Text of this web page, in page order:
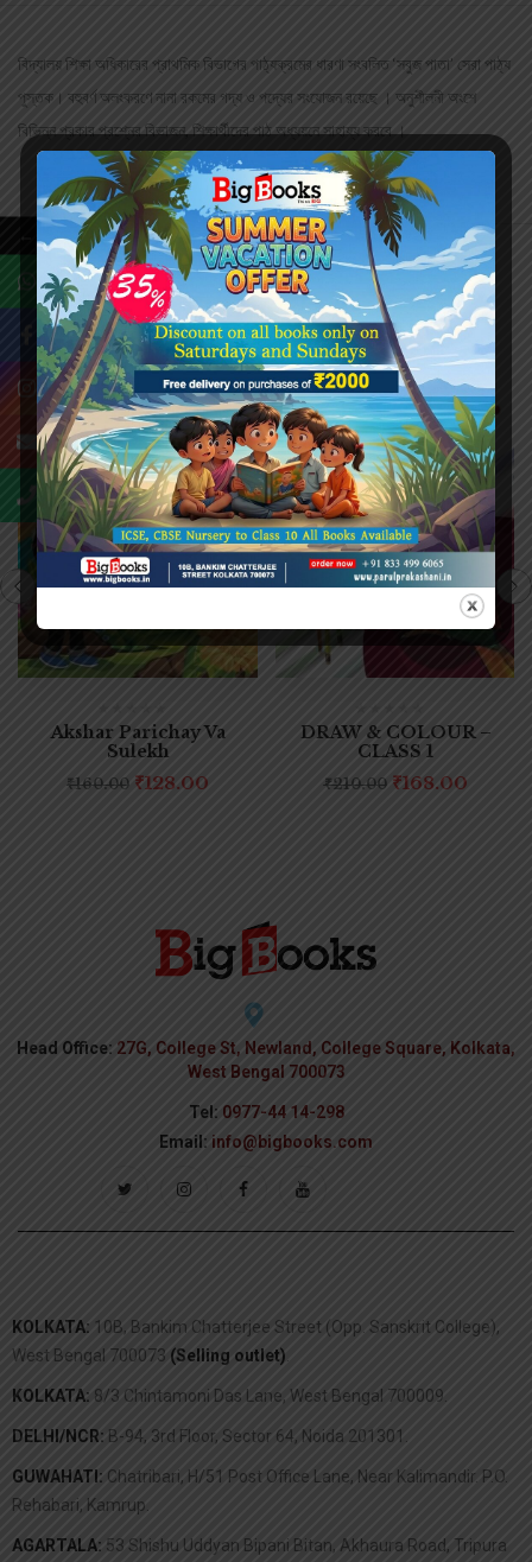
বিদ্যালয় শিক্ষা অধিকারের প্রাথমিক বিভাগের পাঠ্যক্রমের ধারণা সংবলিত ‘সবুজ পাতা’ সেরা পাঠ্য
পুস্তক। বহুবর্ণ অলংকরণে নানা রকমের গদ্য ও পদ্যের সংযোজন রয়েছে । অনুশীলনী অংশে
বিভিন্ন প্রকার প্রশ্নের বিভাজন, শিক্ষার্থীদের পাঠ অধ্যয়নে সাহায্য করবে ।
Related Products
-20%
Akshar Parichay Va
Sulekh
₹160.00 ₹128.00
-20%
DRAW & COLOUR –
CLASS 1
₹210.00 ₹168.00
Head Office: 27G, College St, Newland, College Square, Kolkata,
West Bengal 700073
Tel: 0977-44 14-298
Email: info@bigbooks.com
KOLKATA: 10B, Bankim Chatterjee Street (Opp. Sanskrit College),
West Bengal 700073 (Selling outlet)
KOLKATA: 8/3 Chintamoni Das Lane, West Bengal 700009.
DELHI/NCR: B-94, 3rd Floor, Sector 64, Noida 201301.
GUWAHATI: Chatribari, H/51 Post Office Lane, Near Kalimandir. P.O.
Rehabari, Kamrup.
AGARTALA: 53 Shishu Uddyan Bipani Bitan, Akhaura Road, Tripura